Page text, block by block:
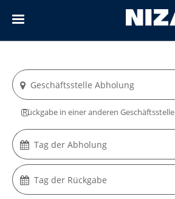
Geschäftsstelle Abholung
Rückgabe in einer anderen Geschäftsstelle
Tag der Abholung
Tag der Rückgabe